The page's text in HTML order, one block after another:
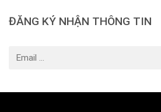
ĐĂNG KÝ NHẬN THÔNG TIN